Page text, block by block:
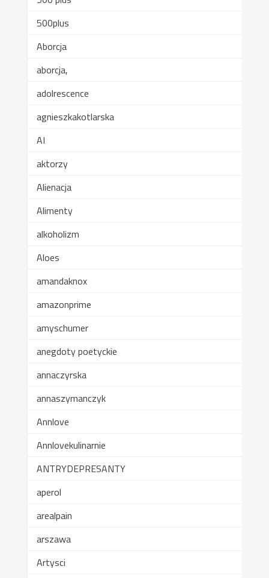
500plus
Aborcja
aborcja,
adolrescence
agnieszkakotlarska
AI
aktorzy
Alienacja
Alimenty
alkoholizm
Aloes
amandaknox
amazonprime
amyschumer
anegdoty poetyckie
annaczyrska
annaszymanczyk
Annlove
Annlovekulinarnie
ANTRYDEPRESANTY
aperol
arealpain
arszawa
Artysci